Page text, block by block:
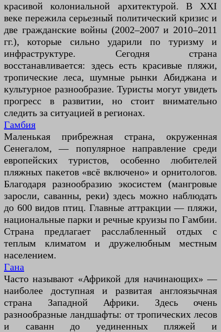
красивой колониальной архитектурой. В XXI
веке пережила серьезный политический кризис и
две гражданские войны (2002–2007 и 2010–2011
гг.), которые сильно ударили по туризму и
инфраструктуре. Сегодня страна
восстанавливается: здесь есть красивые пляжи,
тропические леса, шумные рынки Абиджана и
культурное разнообразие. Туристы могут увидеть
прогресс в развитии, но стоит внимательно
следить за ситуацией в регионах.
Гамбия
Маленькая прибрежная страна, окруженная
Сенегалом, — популярное направление среди
европейских туристов, особенно любителей
пляжных пакетов «всё включено» и орнитологов.
Благодаря разнообразию экосистем (мангровые
заросли, саванны, реки) здесь можно наблюдать
до 600 видов птиц. Главные аттракции — пляжи,
национальные парки и речные круизы по Гамбии.
Страна предлагает расслабленный отдых с
теплым климатом и дружелюбным местным
населением.
Гана
Часто называют «Африкой для начинающих» —
наиболее доступная и развитая англоязычная
страна Западной Африки. Здесь очень
разнообразные ландшафты: от тропических лесов
и саванн до уединенных пляжей и